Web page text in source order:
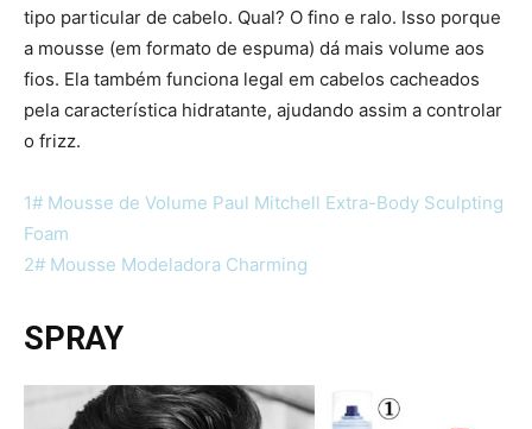
tipo particular de cabelo. Qual? O fino e ralo. Isso porque
a mousse (em formato de espuma) dá mais volume aos
fios. Ela também funciona legal em cabelos cacheados
pela característica hidratante, ajudando assim a controlar
o frizz.
1# Mousse de Volume Paul Mitchell Extra-Body Sculpting
Foam
2# Mousse Modeladora Charming
SPRAY